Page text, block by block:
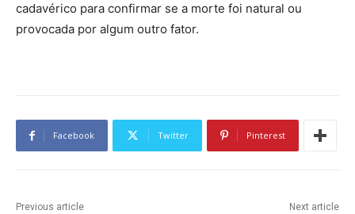
cadavérico para confirmar se a morte foi natural ou
provocada por algum outro fator.
Facebook Twitter Pinterest
Previous article Next article